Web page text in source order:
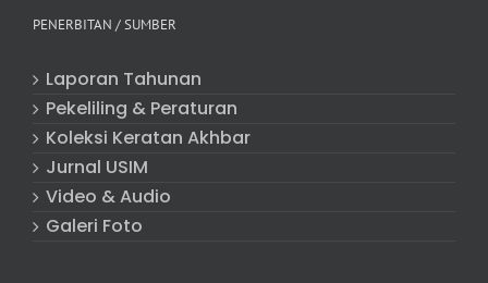
PENERBITAN / SUMBER
Laporan Tahunan
Pekeliling & Peraturan
Koleksi Keratan Akhbar
Jurnal USIM
Video & Audio
Galeri Foto